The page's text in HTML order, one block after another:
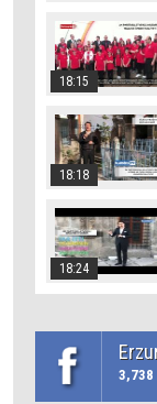
18:15
18:18
18:24
3,738